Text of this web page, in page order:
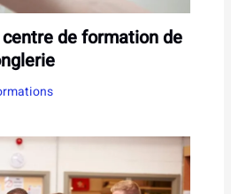
de formation de